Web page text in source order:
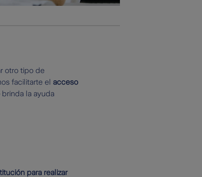
otro tipo de
facilitarte el acceso
brinda la ayuda
para realizar